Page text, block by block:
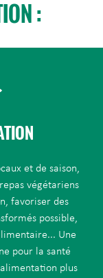
:
et de saison,
végétariens
favoriser des
possible,
Une
pour la santé
plus